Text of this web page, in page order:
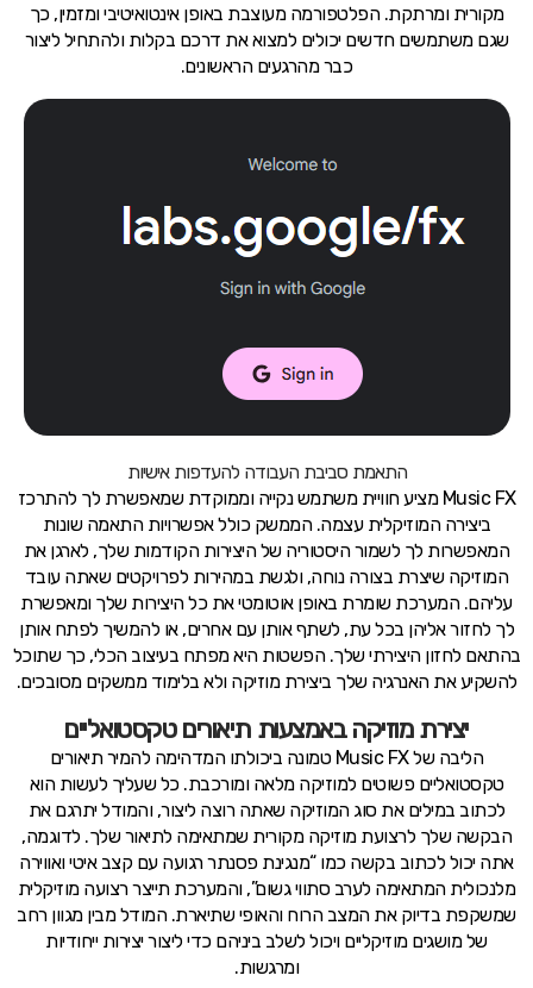
מקורית ומרתקת. הפלטפורמה מעוצבת באופן אינטואיטיבי ומזמין, כך
שגם משתמשים חדשים יכולים למצוא את דרכם בקלות ולהתחיל ליצור
כבר מהרגעים הראשונים.
התאמת סביבת העבודה להעדפות אישיות
Music FX מציע חוויית משתמש נקייה וממוקדת שמאפשרת לך להתרכז
ביצירה המוזיקלית עצמה. הממשק כולל אפשרויות התאמה שונות
המאפשרות לך לשמור היסטוריה של היצירות הקודמות שלך, לארגן את
המוזיקה שיצרת בצורה נוחה, ולגשת במהירות לפרויקטים שאתה עובד
עליהם. המערכת שומרת באופן אוטומטי את כל היצירות שלך ומאפשרת
לך לחזור אליהן בכל עת, לשתף אותן עם אחרים, או להמשיך לפתח אותן
בהתאם לחזון היצירתי שלך. הפשטות היא מפתח בעיצוב הכלי, כך שתוכל
להשקיע את האנרגיה שלך ביצירת מוזיקה ולא בלימוד ממשקים מסובכים.
יצירת מוזיקה באמצעות תיאורים טקסטואליים
הליבה של Music FX טמונה ביכולתו המדהימה להמיר תיאורים
טקסטואליים פשוטים למוזיקה מלאה ומורכבת. כל שעליך לעשות הוא
לכתוב במילים את סוג המוזיקה שאתה רוצה ליצור, והמודל יתרגם את
הבקשה שלך לרצועת מוזיקה מקורית שמתאימה לתיאור שלך. לדוגמה,
אתה יכול לכתוב בקשה כמו “מנגינת פסנתר רגועה עם קצב איטי ואווירה
מלנכולית המתאימה לערב סתווי גשום”, והמערכת תייצר רצועה מוזיקלית
שמשקפת בדיוק את המצב הרוח והאופי שתיארת. המודל מבין מגוון רחב
של מושגים מוזיקליים ויכול לשלב ביניהם כדי ליצור יצירות ייחודיות
ומרגשות.